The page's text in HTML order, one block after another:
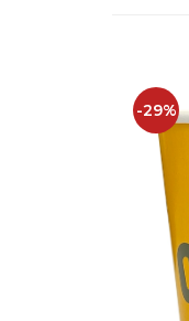
-29%